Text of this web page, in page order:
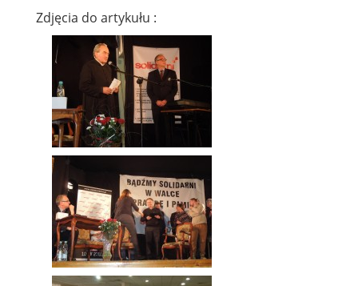
Zdjęcia do artykułu :